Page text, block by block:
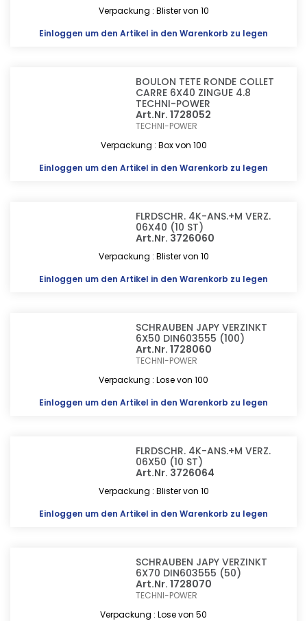
Verpackung : Blister von 10
Einloggen um den Artikel in den Warenkorb zu legen
BOULON TETE RONDE COLLET
CARRE 6X40 ZINGUE 4.8
TECHNI-POWER
Art.Nr. 1728052
TECHNI-POWER
Verpackung : Box von 100
Einloggen um den Artikel in den Warenkorb zu legen
FLRDSCHR. 4K-ANS.+M VERZ.
06X40 (10 ST)
Art.Nr. 3726060
Verpackung : Blister von 10
Einloggen um den Artikel in den Warenkorb zu legen
SCHRAUBEN JAPY VERZINKT
6X50 DIN603555 (100)
Art.Nr. 1728060
TECHNI-POWER
Verpackung : Lose von 100
Einloggen um den Artikel in den Warenkorb zu legen
FLRDSCHR. 4K-ANS.+M VERZ.
06X50 (10 ST)
Art.Nr. 3726064
Verpackung : Blister von 10
Einloggen um den Artikel in den Warenkorb zu legen
SCHRAUBEN JAPY VERZINKT
6X70 DIN603555 (50)
Art.Nr. 1728070
TECHNI-POWER
Verpackung : Lose von 50